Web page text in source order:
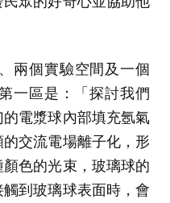
兩個實驗空間及一個
一區是：「探討我們
電漿球內部填充氬氣
交流電場離子化，形
色的光束，玻璃球的
到玻璃球表面時，會